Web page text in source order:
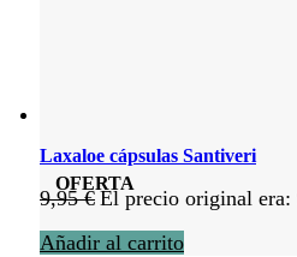
OFERTA
Laxaloe cápsulas Santiveri
9,95€ El precio original era:
Añadir al carrito